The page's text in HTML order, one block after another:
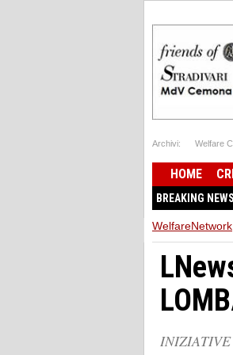
Archivi: Welfare
HOME
BREAKING NEWS
WelfareNetwork
INIZIATIVE